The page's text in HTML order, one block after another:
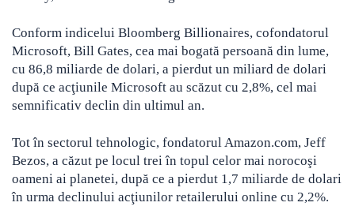
Conform indicelui Bloomberg Billionaires, cofondatorul
Microsoft, Bill Gates, cea mai bogată persoană din lume,
cu 86,8 miliarde de dolari, a pierdut un miliard de dolari
după ce acţiunile Microsoft au scăzut cu 2,8%, cel mai
semnificativ declin din ultimul an.
Tot în sectorul tehnologic, fondatorul Amazon.com, Jeff
Bezos, a căzut pe locul trei în topul celor mai norocoşi
oameni ai planetei, după ce a pierdut 1,7 miliarde de dolari
în urma declinului acţiunilor retailerului online cu 2,2%.